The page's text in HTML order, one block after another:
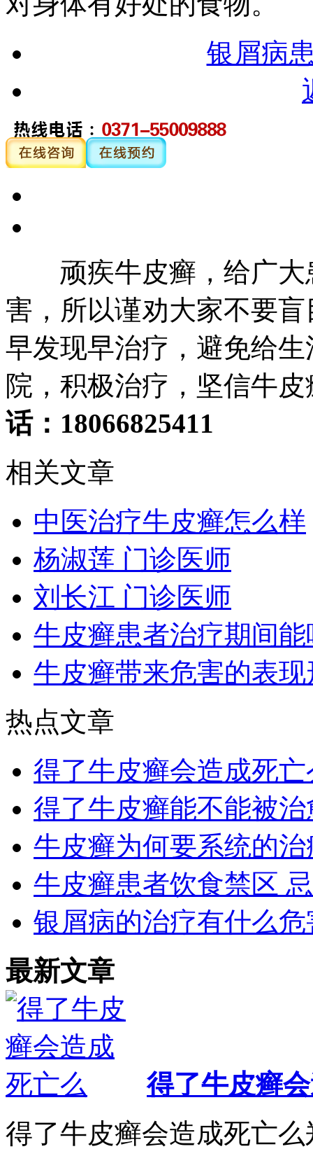
银屑病
顽疾牛皮癣，给广大
害，所以谨劝大家不要
早发现早治疗，避免给
院，积极治疗，坚信牛
话：18066825411
相关文章
中医治疗牛皮癣怎么样
杨淑莲 门诊医师
刘长江 门诊医师
牛皮癣患者治疗期间
牛皮癣带来危害的表
热点文章
得了牛皮癣会造成死亡
得了牛皮癣能不能被
牛皮癣为何要系统的治
牛皮癣患者饮食禁区
银屑病的治疗有什么危
最新文章
得了牛皮癣
得了牛皮癣会造成死亡